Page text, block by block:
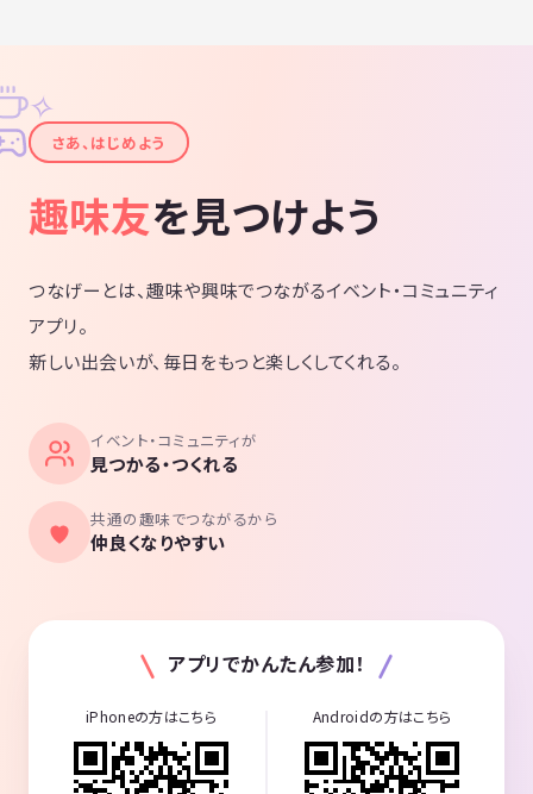
✦
✧
さあ、はじめよう
趣味友を見つけよう
つなげーとは、趣味や興味でつながるイベント・コミュニティ
アプリ。
新しい出会いが、毎日をもっと楽しくしてくれる。
イベント・コミュニティが
見つかる・つくれる
共通の趣味でつながるから
仲良くなりやすい
アプリでかんたん参加！
iPhoneの方はこちら Androidの方はこちら